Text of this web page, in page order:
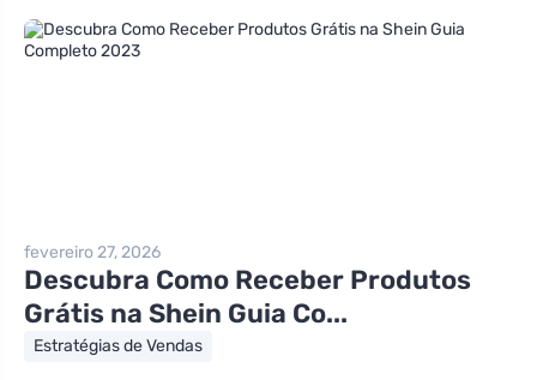
fevereiro 27, 2026
Descubra Como Receber Produtos
Grátis na Shein Guia Co...
Estratégias de Vendas